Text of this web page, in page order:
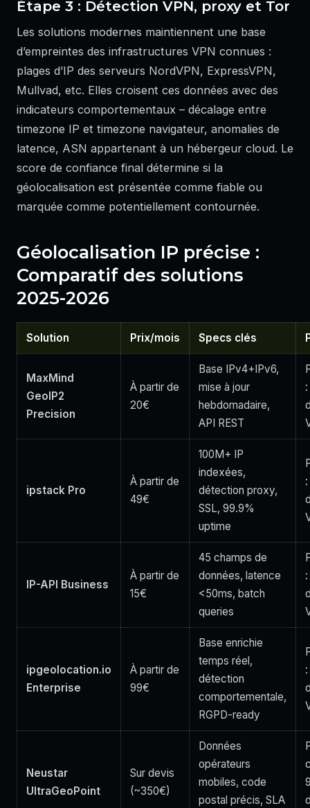
Étape 3 : Détection VPN, proxy et Tor
Les solutions modernes maintiennent une base
d’empreintes des infrastructures VPN connues :
plages d’IP des serveurs NordVPN, ExpressVPN,
Mullvad, etc. Elles croisent ces données avec des
indicateurs comportementaux – décalage entre
timezone IP et timezone navigateur, anomalies de
latence, ASN appartenant à un hébergeur cloud. Le
score de confiance final détermine si la
géolocalisation est présentée comme fiable ou
marquée comme potentiellement contournée.
Géolocalisation IP précise :
Comparatif des solutions
2025-2026
Solution Prix/mois Specs clés
MaxMind
GeoIP2
Precision
À partir de
20€
Base IPv4+IPv6,
mise à jour
hebdomadaire,
API REST
ipstack Pro
À partir de
49€
100M+ IP
indexées,
détection proxy,
SSL, 99.9%
uptime
IP-API Business
À partir de
15€
45 champs de
données, latence
<50ms, batch
queries
ipgeolocation.io
Enterprise
À partir de
99€
Base enrichie
temps réel,
détection
comportementale,
RGPD-ready
Neustar
UltraGeoPoint
Sur devis
(~350€)
Données
opérateurs
mobiles, code
postal précis, SLA